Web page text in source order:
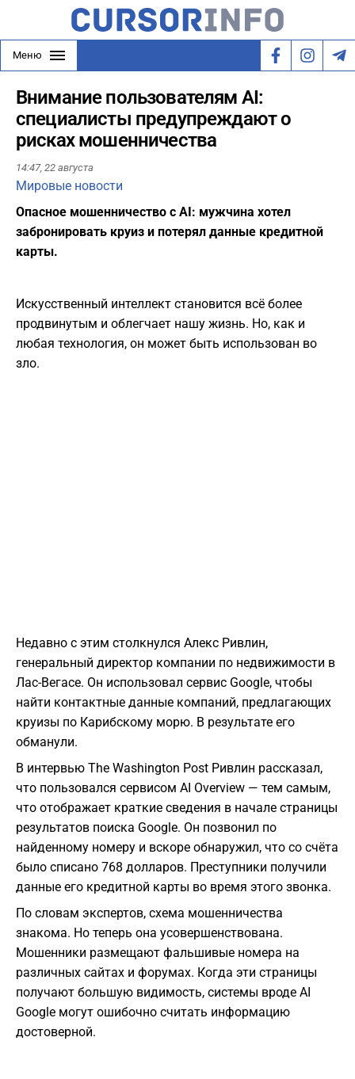
Меню
Внимание пользователям AI:
специалисты предупреждают о
рисках мошенничества
14:47, 22 августа
Мировые новости
Опасное мошенничество с AI: мужчина хотел
забронировать круиз и потерял данные кредитной
карты.
Искусственный интеллект становится всё более
продвинутым и облегчает нашу жизнь. Но, как и
любая технология, он может быть использован во
зло.
Недавно с этим столкнулся Алекс Ривлин,
генеральный директор компании по недвижимости в
Лас-Вегасе. Он использовал сервис Google, чтобы
найти контактные данные компаний, предлагающих
круизы по Карибскому морю. В результате его
обманули.
В интервью The Washington Post Ривлин рассказал,
что пользовался сервисом AI Overview — тем самым,
что отображает краткие сведения в начале страницы
результатов поиска Google. Он позвонил по
найденному номеру и вскоре обнаружил, что со счёта
было списано 768 долларов. Преступники получили
данные его кредитной карты во время этого звонка.
По словам экспертов, схема мошенничества
знакома. Но теперь она усовершенствована.
Мошенники размещают фальшивые номера на
различных сайтах и форумах. Когда эти страницы
получают большую видимость, системы вроде AI
Google могут ошибочно считать информацию
достоверной.